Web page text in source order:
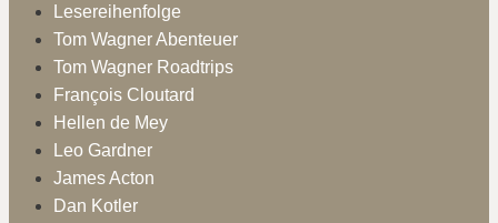
Lesereihenfolge
Tom Wagner Abenteuer
Tom Wagner Roadtrips
François Cloutard
Hellen de Mey
Leo Gardner
James Acton
Dan Kotler